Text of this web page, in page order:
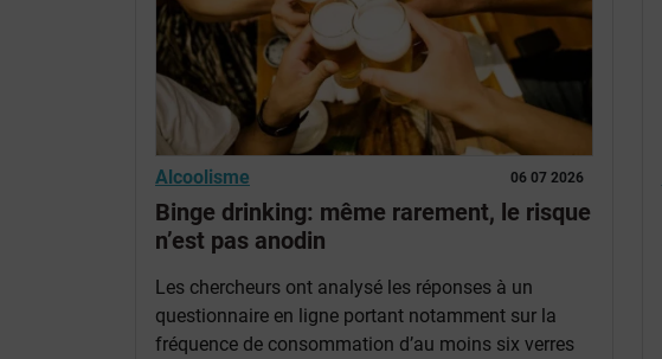
06 07 2026
Alcoolisme
Binge drinking: même rarement, le risque
n’est pas anodin
Les chercheurs ont analysé les réponses à un
questionnaire en ligne portant notamment sur la
fréquence de consommation d’au moins six verres